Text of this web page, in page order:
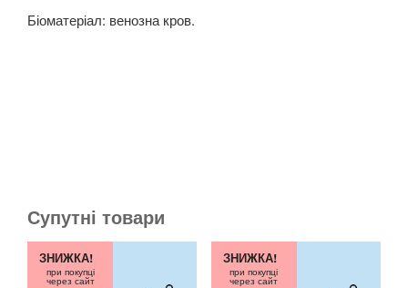
Біоматеріал: венозна кров.
Супутні товари
ЗНИЖКА!
при покупці
через сайт
ЗНИЖКА!
при покупці
через сайт